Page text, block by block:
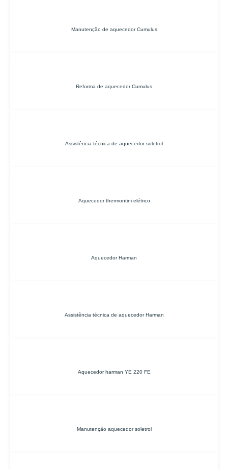
Manutenção de aquecedor Cumulus
Reforma de aquecedor Cumulus
Assistência técnica de aquecedor soletrol
Aquecedor thermontini elétrico
Aquecedor Harman
Assistência técnica de aquecedor Harman
Aquecedor harman YE 220 FE
Manutenção aquecedor soletrol